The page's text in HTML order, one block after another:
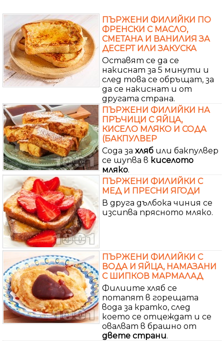
ПЪРЖЕНИ ФИЛИЙКИ ПО
ФРЕНСКИ С МАСЛО,
СМЕТАНА И ВАНИЛИЯ ЗА
ДЕСЕРТ ИЛИ ЗАКУСКА
Оставят се да се
накиснат за 5 минути и
след това се обръщат, за
да се накиснат и от
другата страна.
ПЪРЖЕНИ ФИЛИЙКИ НА
ПРЪЧИЦИ С ЯЙЦА,
КИСЕЛО МЛЯКО И СОДА
(БАКПУЛВЕР
Сода за хляб или бакпулвер
се шупва в киселото
мляко.
ПЪРЖЕНИ ФИЛИЙКИ С
МЕД И ПРЕСНИ ЯГОДИ
В друга дълбока чиния се
изсипва прясното мляко.
ПЪРЖЕНИ ФИЛИЙКИ С
ВОДА И ЯЙЦА, НАМАЗАНИ
С ШИПКОВ МАРМАЛАД
Филиите хляб се
потапят в горещата
вода за кратко, след
което се отцеждат и се
овалват в брашно от
двете страни.